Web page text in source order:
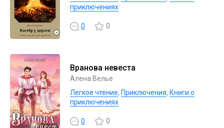
приключениях
0 0
Вранова невеста
Алена Велье
Легкое чтение, Приключения, Книги о
приключениях
0 0